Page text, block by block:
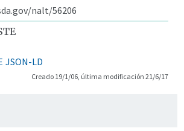
nalt/56206
JSON-LD
Creado 19/1/06, última modificación 21/6/17